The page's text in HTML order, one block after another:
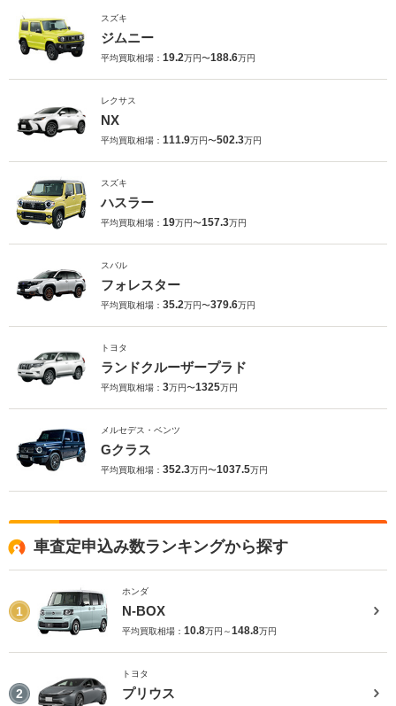
スズキ
ジムニー
平均買取相場： 19.2万円〜188.6万円
レクサス
NX
平均買取相場： 111.9万円〜502.3万円
スズキ
ハスラー
平均買取相場： 19万円〜157.3万円
スバル
フォレスター
平均買取相場： 35.2万円〜379.6万円
トヨタ
ランドクルーザープラド
平均買取相場： 3万円〜1325万円
メルセデス・ベンツ
Gクラス
平均買取相場： 352.3万円〜1037.5万円
車査定申込み数ランキングから探す
1
ホンダ
N-BOX
平均買取相場： 10.8万円～148.8万円
2
トヨタ
プリウス